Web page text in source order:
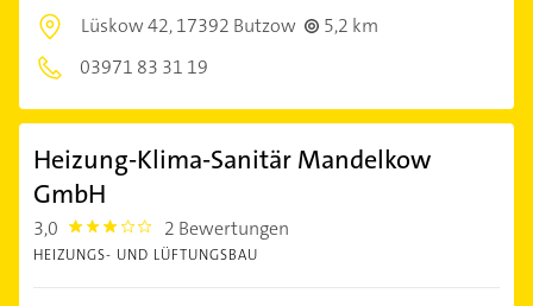
Lüskow 42,17392 Butzow
5,2 km
03971 83 31 19
Heizung-Klima-Sanitär Mandelkow
GmbH
3,0 3.0 2 Bewertungen
HEIZUNGS- UND LÜFTUNGSBAU